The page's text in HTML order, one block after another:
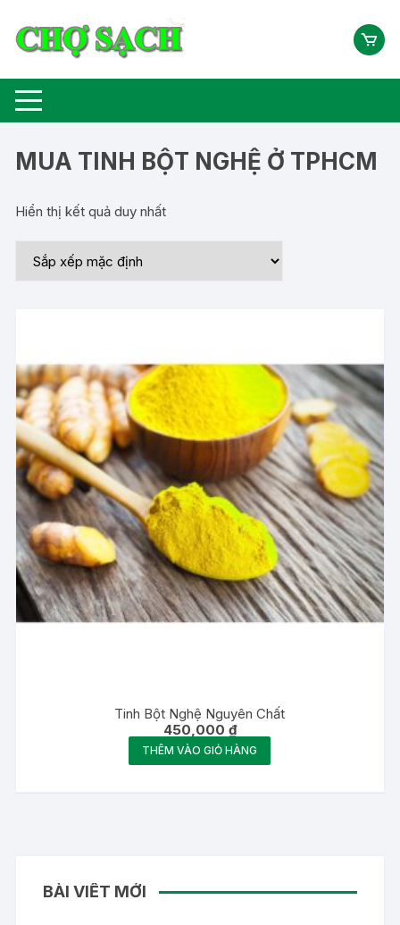
MUA TINH BỘT NGHỆ Ở TPHCM
Hiển thị kết quả duy nhất
Tinh Bột Nghệ Nguyên Chất
450,000 ₫
THÊM VÀO GIỎ HÀNG
BÀI VIẾT MỚI